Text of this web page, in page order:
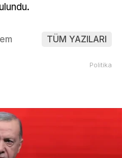
TÜM YAZILARI
Politika